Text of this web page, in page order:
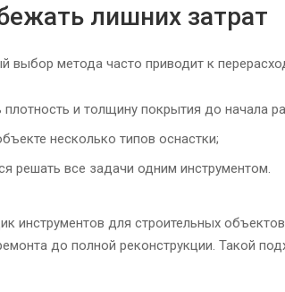
лишних затрат
выбор метода часто приводит к
плотность и толщину покрытия до начала
несколько типов оснастки;
решать все задачи одним инструментом.
инструментов для строительных
до полной реконструкции. Такой